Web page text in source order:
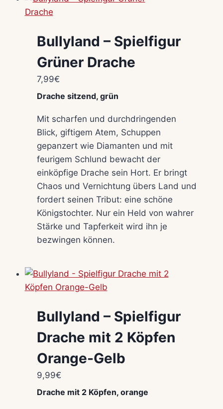
Bullyland – Spielfigur
Grüner Drache
7,99€
Drache sitzend, grün
Mit scharfen und durchdringenden
Blick, giftigem Atem, Schuppen
gepanzert wie Diamanten und mit
feurigem Schlund bewacht der
einköpfige Drache sein Hort. Er bringt
Chaos und Vernichtung übers Land und
fordert seinen Tribut: eine schöne
Königstochter. Nur ein Held von wahrer
Stärke und Tapferkeit wird ihn je
bezwingen können.
Bullyland – Spielfigur
Drache mit 2 Köpfen
Orange-Gelb
9,99€
Drache mit 2 Köpfen, orange